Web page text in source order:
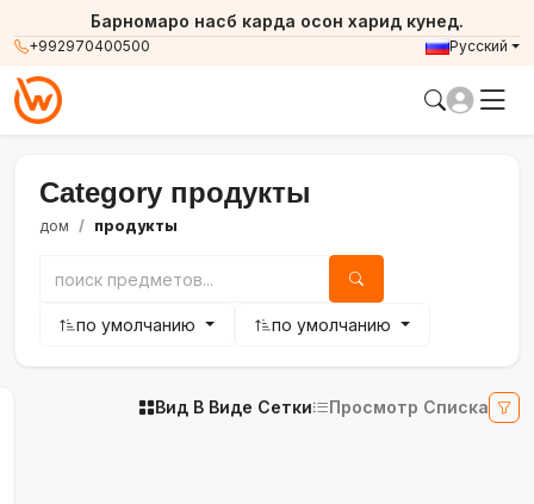
+992970400500
Барномаро насб карда осон харид кунед.
Русский
Category продукты
дом продукты
по умолчанию по умолчанию
Вид В Виде Сетки Просмотр Списка